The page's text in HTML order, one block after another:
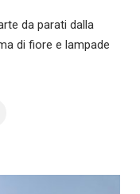
da parati dalla
di fiore e lampade